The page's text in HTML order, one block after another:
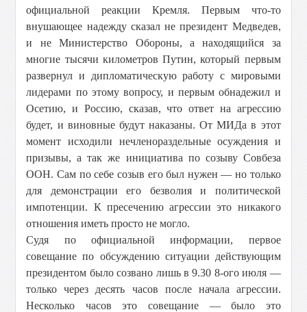
официальной реакции Кремля. Первым что-то
внушающее надежду сказал не президент Медведев,
и не Министерство Обороны, а находящийся за
многие тысячи километров Путин, который первым
развернул и дипломатическую работу с мировыми
лидерами по этому вопросу, и первым обнадежил и
Осетию, и Россию, сказав, что ответ на агрессию
будет, и виновные будут наказаны. От МИДа в этот
момент исходили нечленораздельные осуждения и
призывы, а так же инициатива по созыву Совбеза
ООН. Сам по себе созыв его был нужен — но только
для демонстрации его безволия и политической
импотенции. К пресечению агрессии это никакого
отношения иметь просто не могло.
Судя по официальной информации, первое
совещание по обсуждению ситуации действующим
президентом было созвано лишь в 9.30 8-ого июля —
только через десять часов после начала агрессии.
Несколько часов это совещание — было это